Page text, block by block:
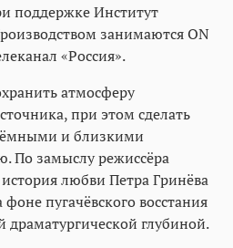
поддержке Институт
занимаются ON
«Россия».
атмосферу
при этом сделать
и близкими
По замыслу режиссёра
любви Петра Гринёва
пугачёвского восстания
драматургической глубиной.